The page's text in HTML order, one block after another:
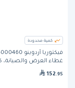
كمية محدودة
غطاء العرض والصيانة،
152 .95